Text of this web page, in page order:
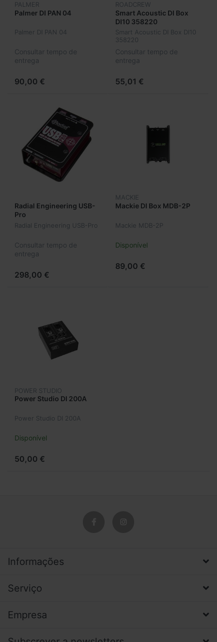
PALMER
Palmer DI PAN 04
Palmer DI PAN 04
Consultar tempo de
entrega
90,00 €
ROADCREW
Smart Acoustic DI Box
DI10 358220
Smart Acoustic DI Box DI10
358220
Consultar tempo de
entrega
55,01 €
Radial Engineering USB-
Pro
Radial Engineering USB-Pro
Consultar tempo de
entrega
298,00 €
MACKIE
Mackie DI Box MDB-2P
Mackie MDB-2P
Disponível
89,00 €
POWER STUDIO
Power Studio DI 200A
Power Studio DI 200A
Disponível
50,00 €
Informações
Serviço
Empresa